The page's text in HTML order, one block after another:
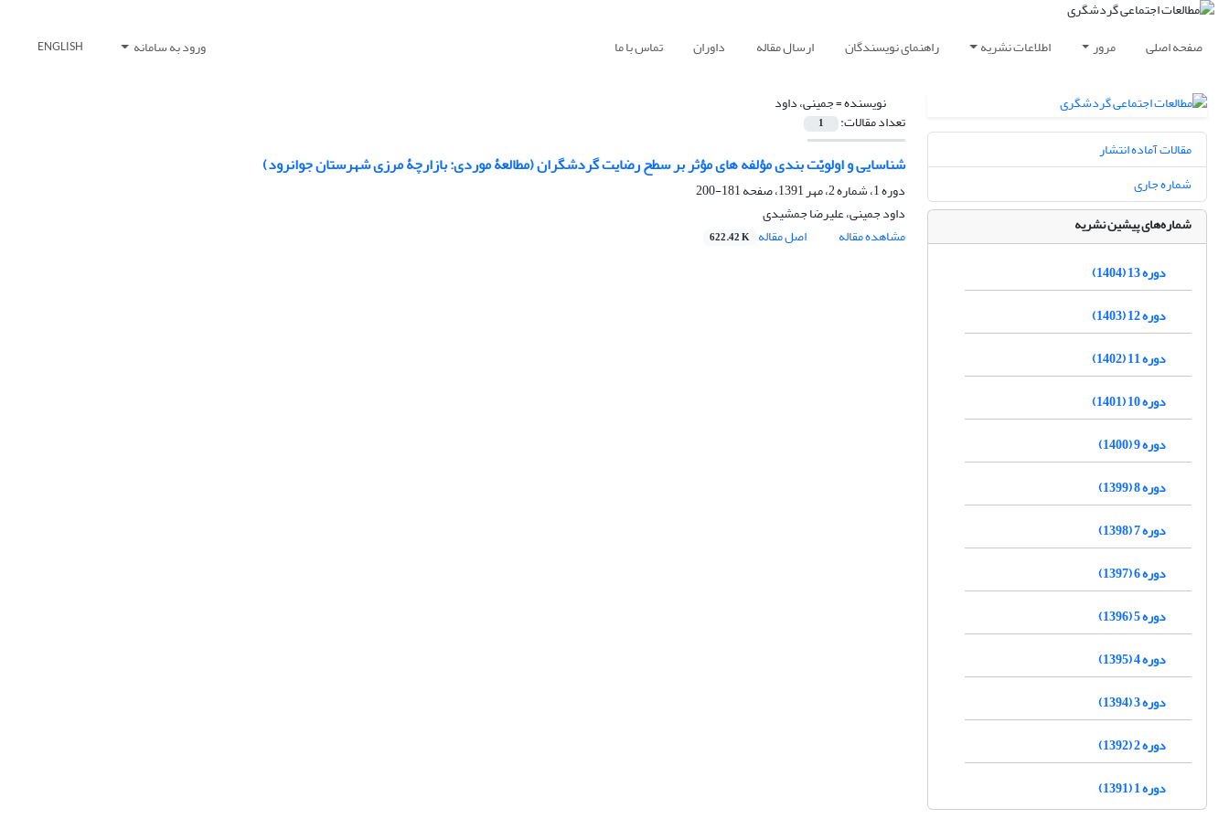
صفحه اصلی مرور اطلاعات نشریه راهنمای نویسندگان ارسال مقاله داوران تماس با ما ورود به سامانه ENGLISH
نویسنده =جمینی، داود
تعداد مقالات: 1
شناسایی و اولویّت بندی مؤلفه های مؤثر بر سطح رضایت گردشگران (مطالعۀ موردی: بازارچۀ مرزی شهرستان جوانرود)
دوره 1، شماره 2، مهر 1391، صفحه
181-200
داود جمینی، علیرضا جمشیدی
مشاهده مقاله
اصل مقاله 622.42 K
مقالات آماده انتشار
شماره جاری
شماره‌های پیشین نشریه
دوره 13 (1404)
دوره 12 (1403)
دوره 11 (1402)
دوره 10 (1401)
دوره 9 (1400)
دوره 8 (1399)
دوره 7 (1398)
دوره 6 (1397)
دوره 5 (1396)
دوره 4 (1395)
دوره 3 (1394)
دوره 2 (1392)
دوره 1 (1391)